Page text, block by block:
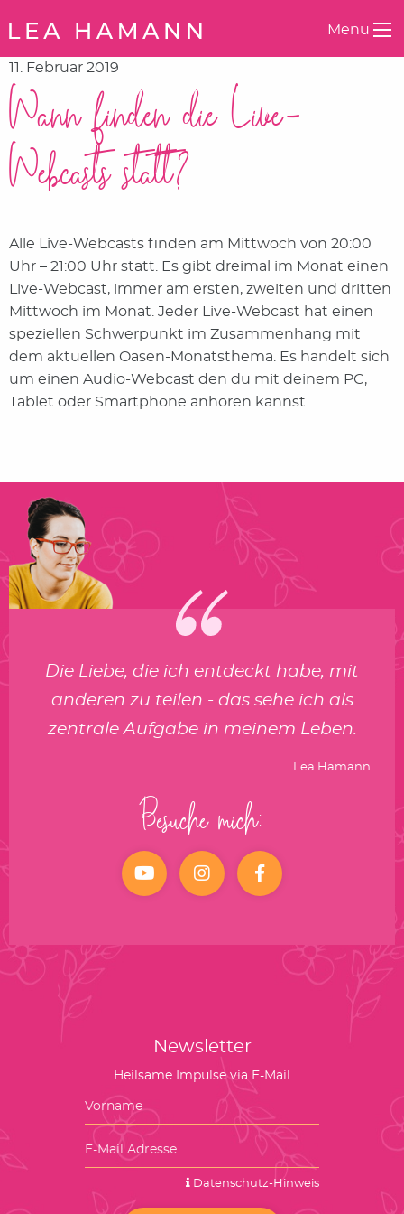
Menu
11. Februar 2019
Wann finden die Live-
Webcasts statt?
Alle Live-Webcasts finden am Mittwoch von 20:00
Uhr – 21:00 Uhr statt. Es gibt dreimal im Monat einen
Live-Webcast, immer am ersten, zweiten und dritten
Mittwoch im Monat. Jeder Live-Webcast hat einen
speziellen Schwerpunkt im Zusammenhang mit
dem aktuellen Oasen-Monatsthema. Es handelt sich
um einen Audio-Webcast den du mit deinem PC,
Tablet oder Smartphone anhören kannst.
Die Liebe, die ich entdeckt habe, mit
anderen zu teilen - das sehe ich als
zentrale Aufgabe in meinem Leben.
Lea Hamann
Besuche mich:
YouTube Instagramfacebook
Newsletter
Heilsame Impulse via E-Mail
Datenschutz-Hinweis